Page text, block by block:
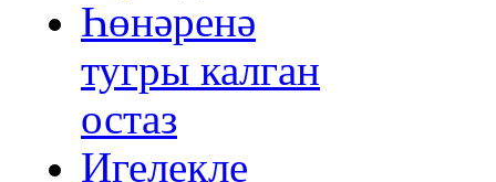
Һөнәренә
тугры калган
остаз
Игелекле